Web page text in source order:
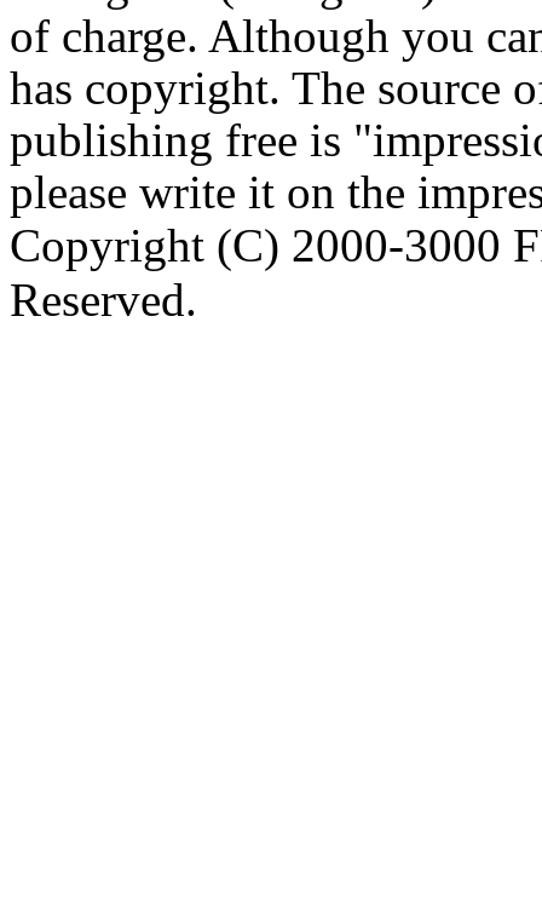
of charge. Although you
has copyright. The source
publishing free is
please write it on the
Copyright (C) 2000-3000
Reserved.